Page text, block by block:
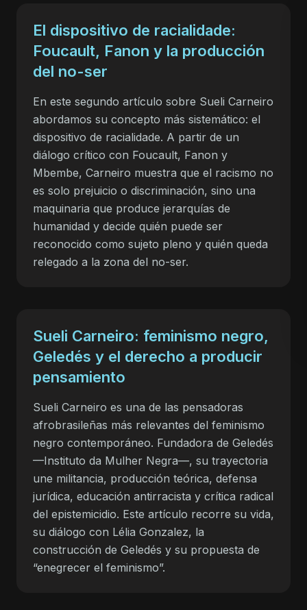
El dispositivo de racialidade:
Foucault, Fanon y la producción
del no-ser
En este segundo artículo sobre Sueli Carneiro
abordamos su concepto más sistemático: el
dispositivo de racialidade. A partir de un
diálogo crítico con Foucault, Fanon y
Mbembe, Carneiro muestra que el racismo no
es solo prejuicio o discriminación, sino una
maquinaria que produce jerarquías de
humanidad y decide quién puede ser
reconocido como sujeto pleno y quién queda
relegado a la zona del no-ser.
Sueli Carneiro: feminismo negro,
Geledés y el derecho a producir
pensamiento
Sueli Carneiro es una de las pensadoras
afrobrasileñas más relevantes del feminismo
negro contemporáneo. Fundadora de Geledés
—Instituto da Mulher Negra—, su trayectoria
une militancia, producción teórica, defensa
jurídica, educación antirracista y crítica radical
del epistemicidio. Este artículo recorre su vida,
su diálogo con Lélia Gonzalez, la
construcción de Geledés y su propuesta de
“enegrecer el feminismo”.